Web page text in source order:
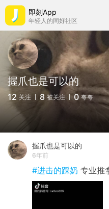
即刻App
年轻人的同好社区
握爪也是可以的
12 关注 8 被关注 0 夸夸
握爪也是可以的
6年前
#进击的踩奶 专业推